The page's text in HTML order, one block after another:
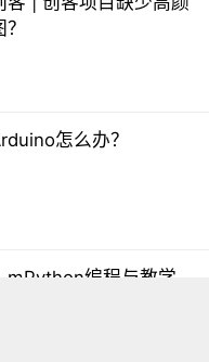
怎么办？
mPython编程与教学